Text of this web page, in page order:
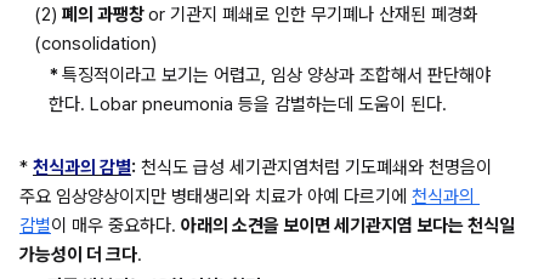
(2) 폐의 과팽창 or 기관지 폐쇄로 인한 무기폐나 산재된 폐경화
(consolidation)
* 특징적이라고 보기는 어렵고, 임상 양상과 조합해서 판단해야
한다. Lobar pneumonia 등을 감별하는데 도움이 된다.
* 천식과의 감별: 천식도 급성 세기관지염처럼 기도폐쇄와 천명음이
주요 임상양상이지만 병태생리와 치료가 아예 다르기에 천식과의
감별이 매우 중요하다. 아래의 소견을 보이면 세기관지염 보다는 천식일
가능성이 더 크다.